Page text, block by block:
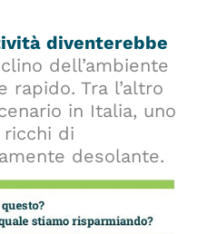
diventerebbe
dell’ambiente
rapido. Tra l’altro
in Italia, uno
di
desolante.